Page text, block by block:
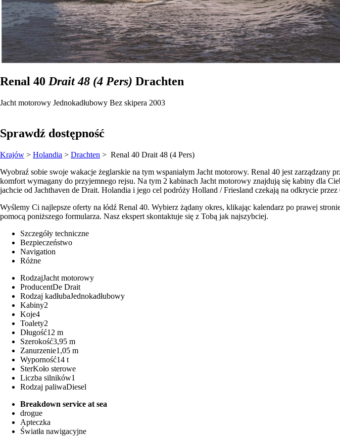
Renal 40 Drait 48 (4 Pers) Drachten
Jacht motorowy Jednokadłubowy Bez skipera 2003
Sprawdź dostępność
Krajów > Holandia > Drachten > Renal 40 Drait 48 (4 Pers)
Wyobraź sobie swoje wakacje żeglarskie na tym wspaniałym Jacht motorowy. Renal 40 jest
komfort wymagany do przyjemnego rejsu. Na tym 2 kabinach Jacht motorowy znajdują się kabiny dla
jachcie od Jachthaven de Drait. Holandia i jego cel podróży Holland / Friesland czekają na odkrycie przez
Wyślemy Ci najlepsze oferty na łódź Renal 40. Wybierz żądany okres, klikając kalendarz po prawej
pomocą poniższego formularza. Nasz ekspert skontaktuje się z Tobą jak najszybciej.
Szczegóły techniczne
Bezpieczeństwo
Navigation
Różne
RodzajJacht motorowy
ProducentDe Drait
Rodzaj kadłubaJednokadłubowy
Kabiny2
Koje4
Toalety2
Długość12 m
Szerokość3,95 m
Zanurzenie1,05 m
Wyporność14 t
SterKoło sterowe
Liczba silników1
Rodzaj paliwaDiesel
Breakdown service at sea
drogue
Apteczka
Światła nawigacyjne